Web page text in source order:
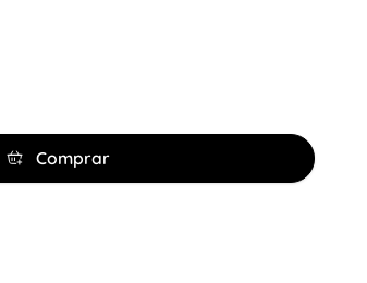
Comprar